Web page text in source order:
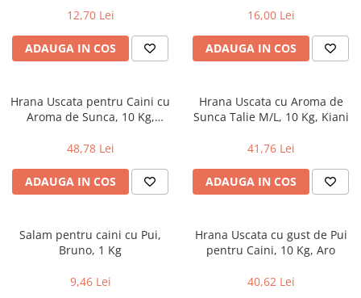
Cosuri de gunoi
Baterii, acumulatori si
12,70 Lei
ADAUGA IN COS
16,00 Lei
ADAUGA IN COS
Hrana Uscata pentru Caini cu
Aroma de Sunca, 10 Kg,
48,78 Lei
ADAUGA IN COS
Hrana Uscata cu Aroma de
Sunca Talie M/L, 10 Kg, Kiani
41,76 Lei
ADAUGA IN COS
Salam pentru caini cu Pui,
Bruno, 1 Kg
9,46 Lei
Hrana Uscata cu gust de Pui
pentru Caini, 10 Kg, Aro
40,62 Lei